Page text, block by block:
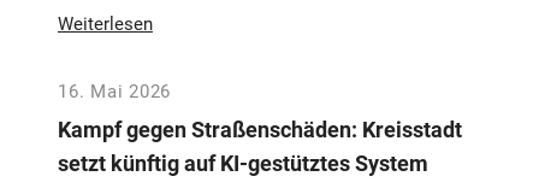
Weiterlesen
16. Mai 2026
Kampf gegen Straßenschäden: Kreisstadt
setzt künftig auf KI-gestütztes System